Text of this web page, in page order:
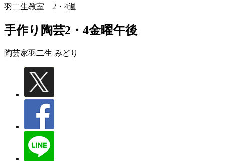
羽二生教室 2・4週
手作り陶芸2・4金曜午後
陶芸家羽二生 みどり